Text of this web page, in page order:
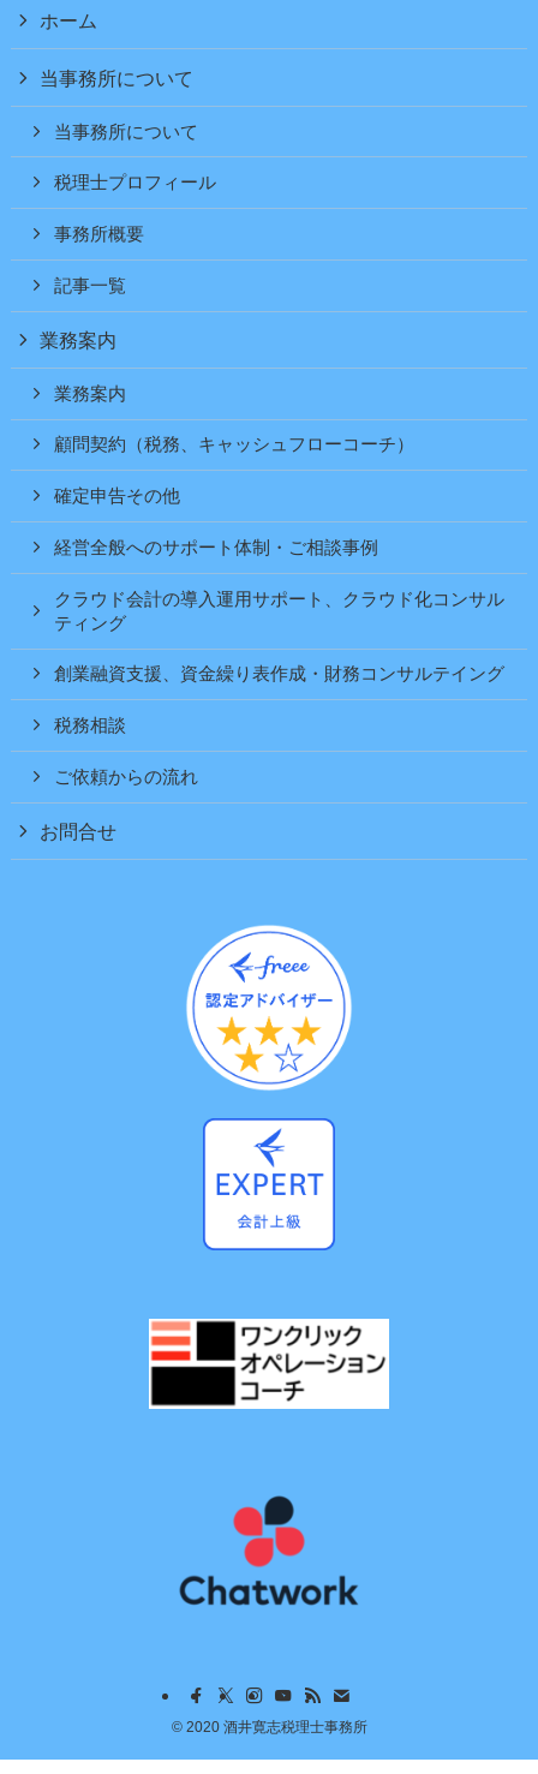
ホーム
当事務所について
当事務所について
税理士プロフィール
事務所概要
記事一覧
業務案内
業務案内
顧問契約（税務、キャッシュフローコーチ）
確定申告その他
経営全般へのサポート体制・ご相談事例
クラウド会計の導入運用サポート、クラウド化コンサル
ティング
創業融資支援、資金繰り表作成・財務コンサルテイング
税務相談
ご依頼からの流れ
お問合せ
©2020 酒井寛志税理士事務所